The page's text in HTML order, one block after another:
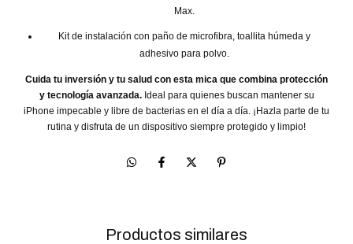
Max.
Kit de instalación con paño de microfibra, toallita húmeda y
adhesivo para polvo.
Cuida tu inversión y tu salud con esta mica que combina protección
y tecnología avanzada.Ideal para quienes buscan mantener su
iPhone impecable y libre de bacterias en el día a día. ¡Hazla parte de tu
rutina y disfruta de un dispositivo siempre protegido y limpio!
Productos similares